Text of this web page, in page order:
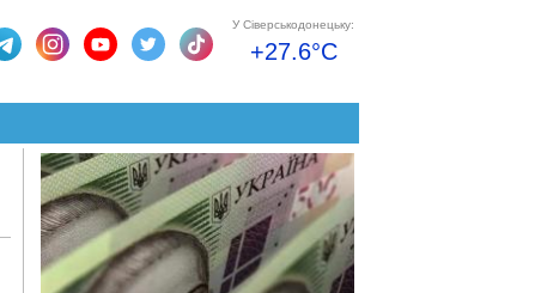
У Сіверськодонецьку:
+27.6°C